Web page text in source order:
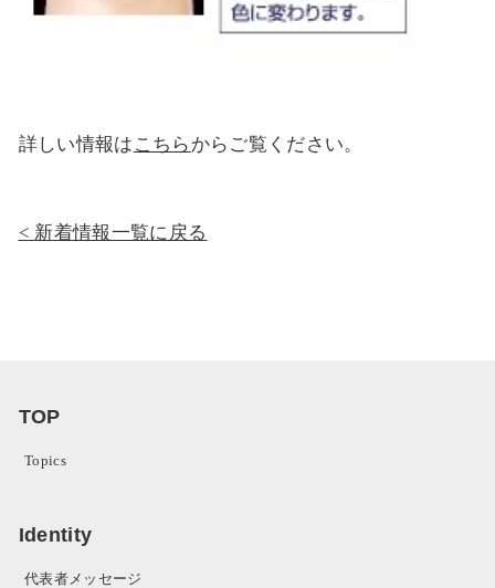
詳しい情報は こちら からご覧ください。
新着情報一覧に戻る
TOP
Topics
Identity
代表者メッセージ